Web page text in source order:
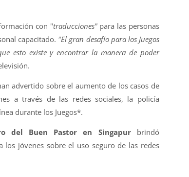
con "traducciones" para las personas
capacitado. "El gran desafío para los Juegos
esto existe y encontrar la manera de poder
advertido sobre el aumento de los casos de
a través de las redes sociales, la policía
durante los Juegos*.
del Buen Pastor en Singapurbrindó
los jóvenes sobre el uso seguro de las redes